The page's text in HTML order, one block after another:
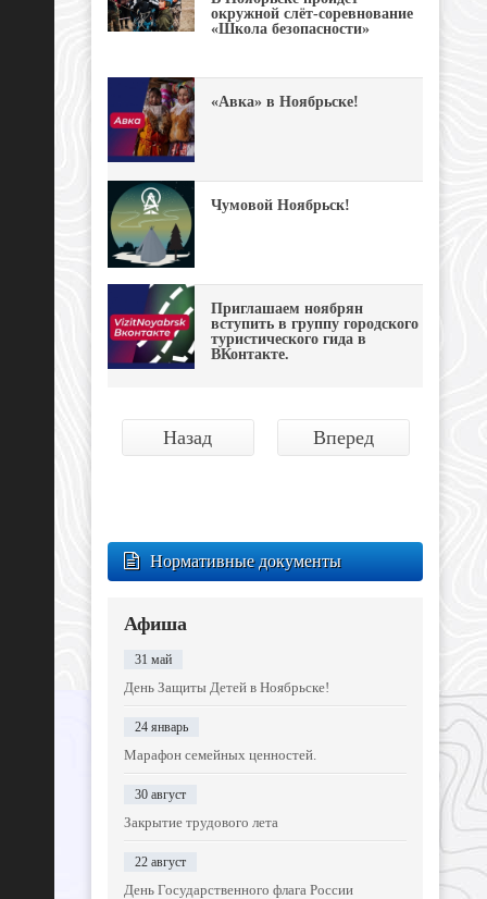
окружной слёт-соревнование
«Школа безопасности»
«Авка» в Ноябрьске!
Чумовой Ноябрьск!
Приглашаем ноябрян
вступить в группу городского
туристического гида в
ВКонтакте.
Назад Вперед
Нормативные документы
Афиша
31 май
День Защиты Детей в Ноябрьске!
24 январь
Марафон семейных ценностей.
30 август
Закрытие трудового лета
22 август
День Государственного флага России